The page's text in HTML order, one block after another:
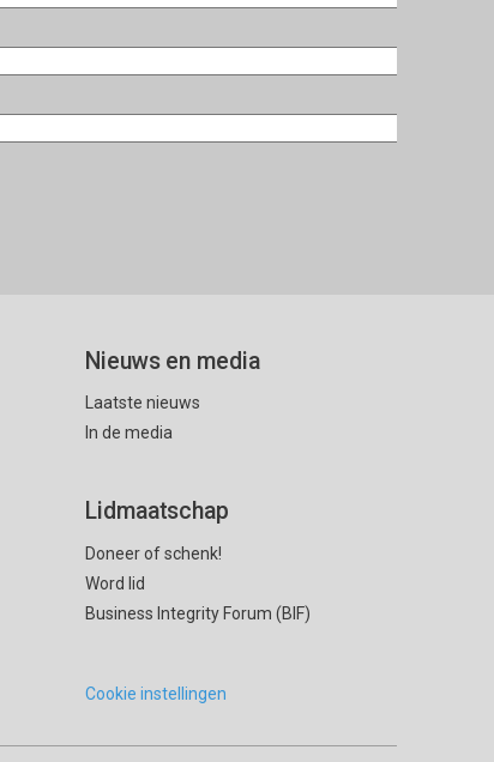
Nieuws en media
Laatste nieuws
In de media
Lidmaatschap
Doneer of schenk!
Word lid
Business Integrity Forum (BIF)
Cookie instellingen